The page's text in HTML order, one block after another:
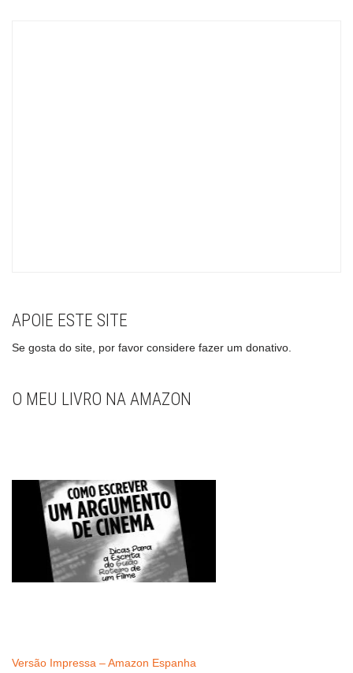
APOIE ESTE SITE
Se gosta do site, por favor considere fazer um donativo.
O MEU LIVRO NA AMAZON
Versão Impressa – Amazon Espanha